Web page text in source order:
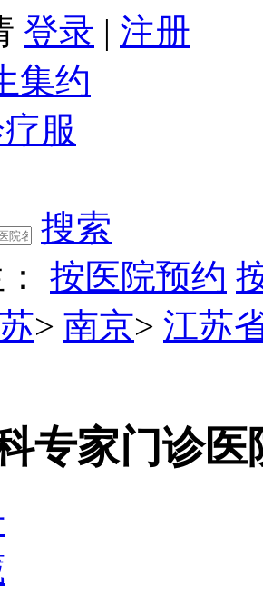
登录 | 注册
搜索
按医院预约
> 南京> 江苏
专家门诊医